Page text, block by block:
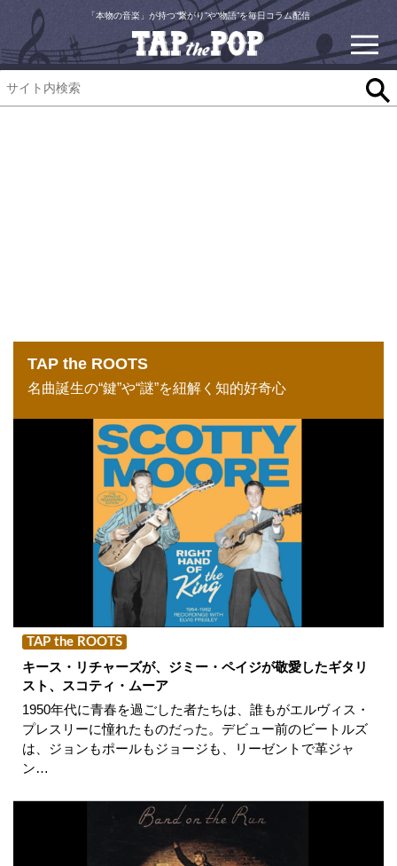
「本物の音楽」が持つ“繋がり”や“物語”を毎日コラム配信
TAP the ROOTS
名曲誕生の“鍵”や“謎”を紐解く知的好奇心
TAP the ROOTS
キース・リチャーズが、ジミー・ペイジが敬愛したギタリ
スト、スコティ・ムーア
1950年代に青春を過ごした者たちは、誰もがエルヴィス・
プレスリーに憧れたものだった。デビュー前のビートルズ
は、ジョンもポールもジョージも、リーゼントで革ジャ
ン…